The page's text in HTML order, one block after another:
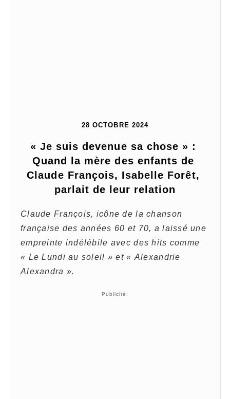
28 OCTOBRE 2024
« Je suis devenue sa chose » :
Quand la mère des enfants de
Claude François, Isabelle Forêt,
parlait de leur relation
Claude François, icône de la chanson
française des années 60 et 70, a laissé une
empreinte indélébile avec des hits comme
« Le Lundi au soleil » et « Alexandrie
Alexandra ».
Publicité: